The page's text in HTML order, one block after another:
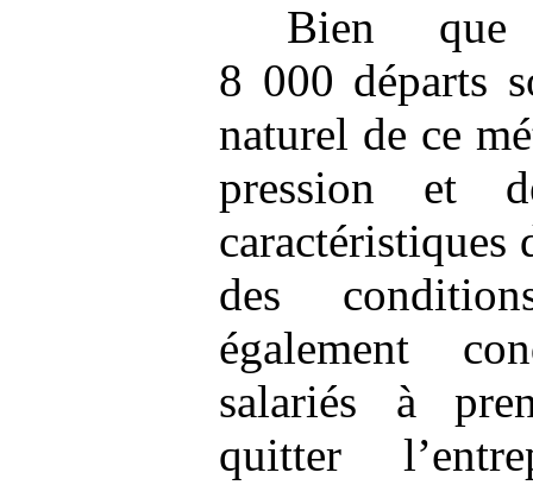
Bien
8 000 départs
naturel de ce
pression et
caractéristiques
des
également
salariés à
quitter